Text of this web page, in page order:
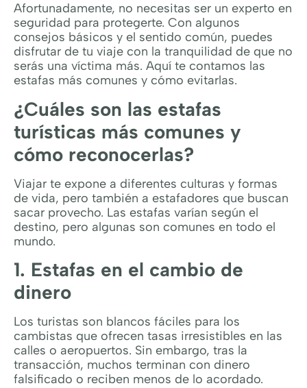
Afortunadamente, no necesitas ser un experto en
seguridad para protegerte. Con algunos
consejos básicos y el sentido común, puedes
disfrutar de tu viaje con la tranquilidad de que no
serás una víctima más. Aquí te contamos las
estafas más comunes y cómo evitarlas.
¿Cuáles son las estafas
turísticas más comunes y
cómo reconocerlas?
Viajar te expone a diferentes culturas y formas
de vida, pero también a estafadores que buscan
sacar provecho. Las estafas varían según el
destino, pero algunas son comunes en todo el
mundo.
1. Estafas en el cambio de
dinero
Los turistas son blancos fáciles para los
cambistas que ofrecen tasas irresistibles en las
calles o aeropuertos. Sin embargo, tras la
transacción, muchos terminan con dinero
falsificado o reciben menos de lo acordado.